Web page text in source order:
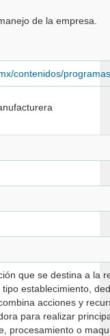
de la empresa.
contenidos/
que se destina a la
establecimiento,
acciones y
para realizar
procesamiento o